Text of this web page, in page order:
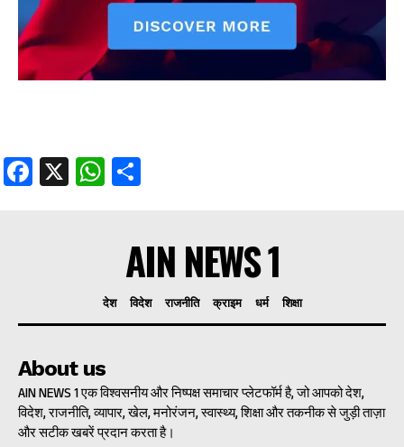
Facebook
X WhatsApp
AIN NEWS 1
देश विदेश राजनीति क्राइम धर्म शिक्षा
About us
AIN NEWS 1 एक विश्वसनीय और निष्पक्ष समाचार प्लेटफॉर्म है, जो आपको देश,
विदेश, राजनीति, व्यापार, खेल, मनोरंजन, स्वास्थ्य, शिक्षा और तकनीक से जुड़ी ताज़ा
और सटीक खबरें प्रदान करता है।